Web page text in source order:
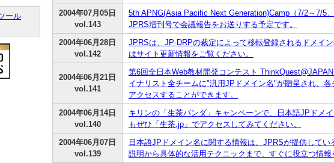
2004年07月05日
vol.143
5th APNG(Asia Pacific Next Generation)Camp（7/2～7/5
JPRS増刊号で会議報告をお送りする予定です。
2004年06月28日
vol.142
JPRSは、JP-DRPの裁定によって移転登録されるドメイ
はサイト更新情報をご覧ください。
2004年06月21日
vol.141
第6回全日本Web教材開発コンテスト
イナリスト全チームに"汎用JPドメイン名"が贈呈され、
アクセスすることができます。
2004年06月14日
vol.140
キリンの「生茶パンダ」キャンペーンで、日本語JPドメ
もぜひ「生茶.jp」でアクセスしてみてください。
2004年06月07日
vol.139
日本語JPドメイン名に関する情報は、JPRSが提供して
説明から具体的な活用テクニックまで、すぐに役立つ情報
ール